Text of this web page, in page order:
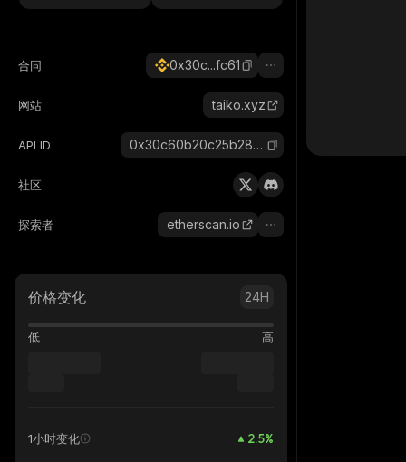
合同 0x30c...fc61
网站 taiko.xyz
API ID 0x30c60b20c25b2810ca524810467a0c342294fc61_binance_smart
社区
探索者 etherscan.io
价格变化 24H
低 高
1小时变化 2.5%